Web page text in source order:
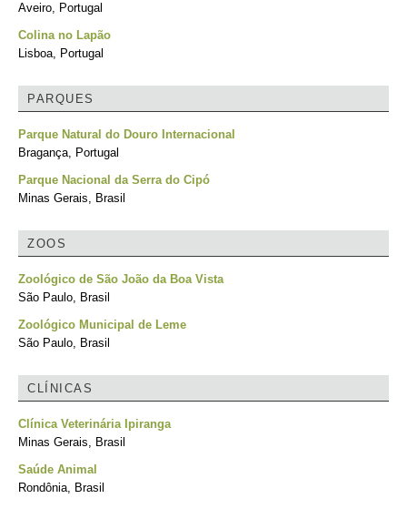
Aveiro, Portugal
Colina no Lapão
Lisboa, Portugal
PARQUES
Parque Natural do Douro Internacional
Bragança, Portugal
Parque Nacional da Serra do Cipó
Minas Gerais, Brasil
ZOOS
Zoológico de São João da Boa Vista
São Paulo, Brasil
Zoológico Municipal de Leme
São Paulo, Brasil
CLÍNICAS
Clínica Veterinária Ipiranga
Minas Gerais, Brasil
Saúde Animal
Rondônia, Brasil